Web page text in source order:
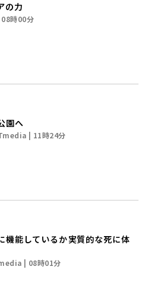
の力
08時00分
園へ
11時24分
能しているか――実質的な死に体
08時01分